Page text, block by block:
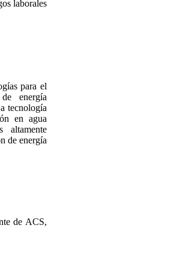
laborales
para el
energía
tecnología
en agua
altamente
de energía
de ACS,